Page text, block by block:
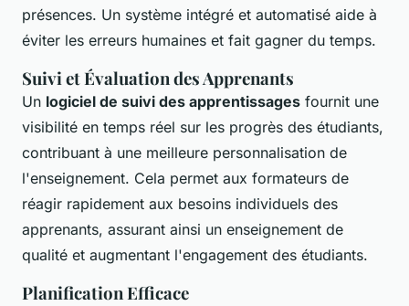
présences. Un système intégré et automatisé aide à
éviter les erreurs humaines et fait gagner du temps.
Suivi et Évaluation des Apprenants
Un logiciel de suivi des apprentissages fournit une
visibilité en temps réel sur les progrès des étudiants,
contribuant à une meilleure personnalisation de
l'enseignement. Cela permet aux formateurs de
réagir rapidement aux besoins individuels des
apprenants, assurant ainsi un enseignement de
qualité et augmentant l'engagement des étudiants.
Planification Efficace